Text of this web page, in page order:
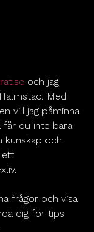
och jag
Med
vill jag påminna
får du inte bara
kunskap och
ett
frågor och visa
dig för tips